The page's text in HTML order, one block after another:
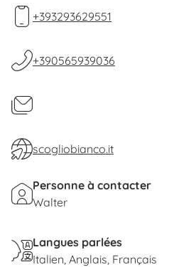
Panoramic restaurant.
styled and genuine: you
delicious fish local and
parking areainclused.
+393293629551
+390565939036
scogliobianco.it
Personne à contacter
Walter
Langues parlées
Italien Anglais Français